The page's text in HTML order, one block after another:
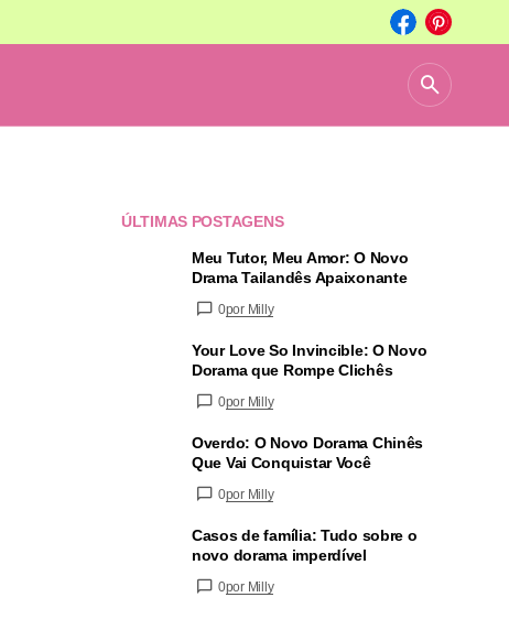
ÚLTIMAS POSTAGENS
Meu Tutor, Meu Amor: O Novo
Drama Tailandês Apaixonante
0por Milly
Your Love So Invincible: O Novo
Dorama que Rompe Clichês
0por Milly
Overdo: O Novo Dorama Chinês
Que Vai Conquistar Você
0por Milly
Casos de família: Tudo sobre o
novo dorama imperdível
0por Milly